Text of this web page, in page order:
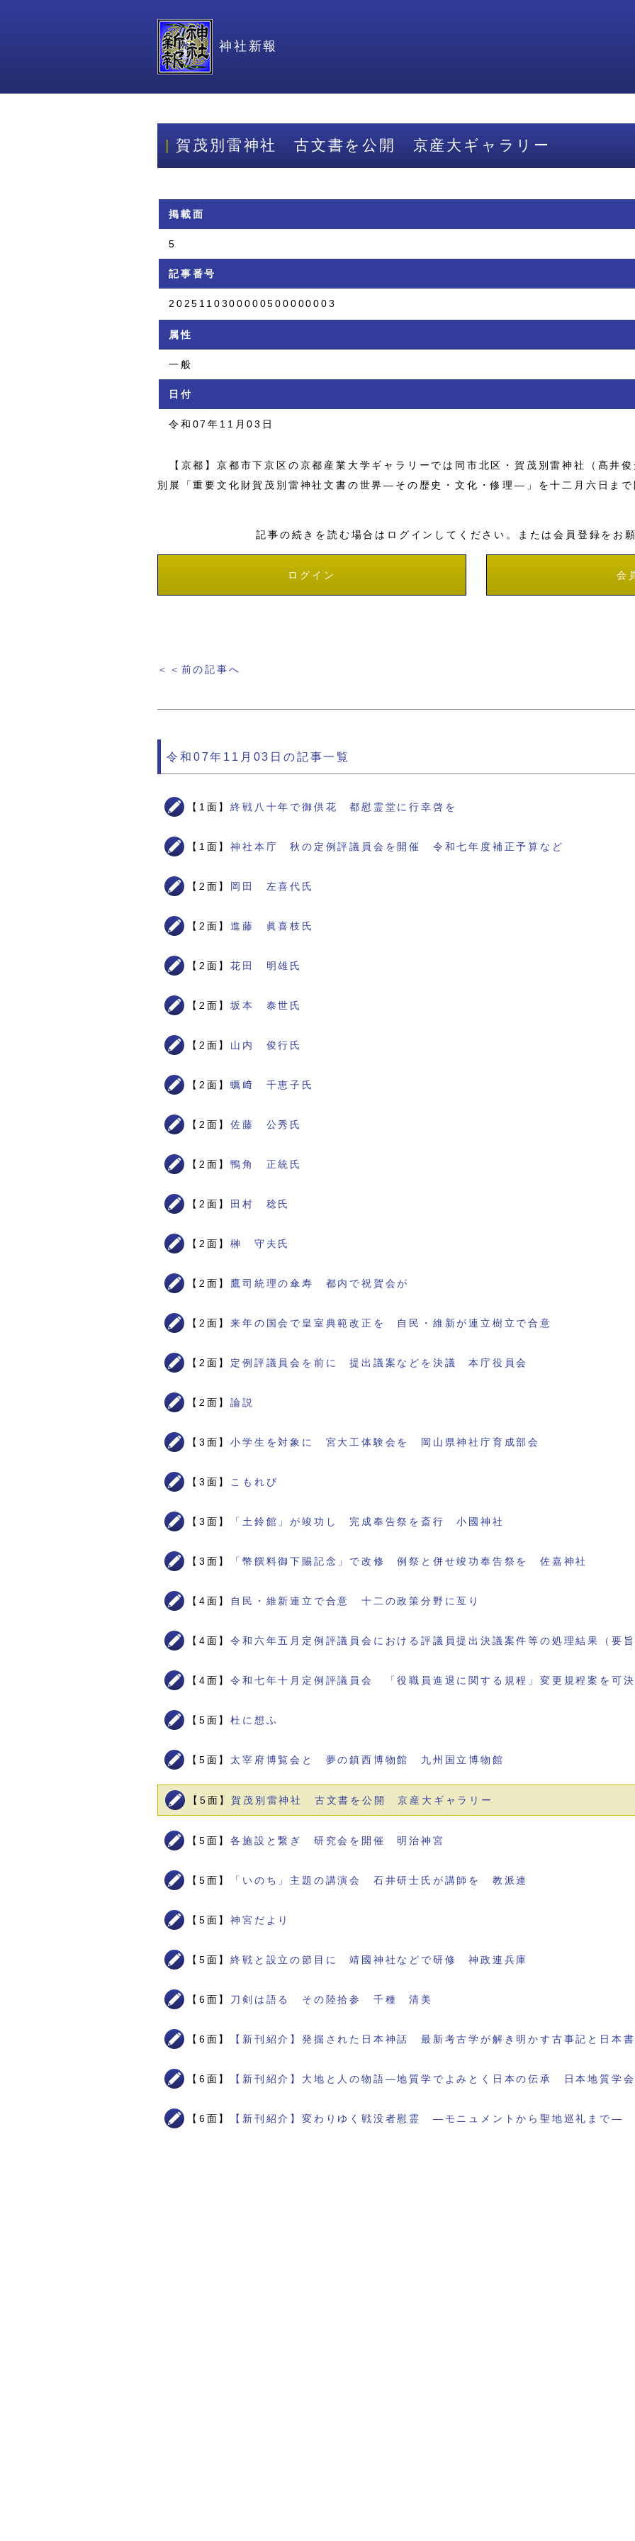
神社新報
賀茂別雷神社 古文書を公開 京産大ギャラリー
掲載面
5
記事番号
2025110300000500000003
属性
一般
日付
令和07年11月03日
【京都】京都市下京区の京都産業大学ギャラリーでは同市北区・賀茂別雷神社（髙井
別展「重要文化財賀茂別雷神社文書の世界―その歴史・文化・修理―」を十二月六日ま
記事の続きを読む場合はログインしてください。または会員登録をお
ログイン 会
＜＜前の記事へ
令和07年11月03日の記事一覧
【1面】終戦八十年で御供花 都慰霊堂に行幸啓を
【1面】神社本庁 秋の定例評議員会を開催 令和七年度補正予算など
【2面】 岡田 左喜代氏
【2面】進藤 眞喜枝氏
【2面】花田 明雄氏
【2面】坂本 泰世氏
【2面】 山内 俊行氏
【2面】蠣﨑 千恵子氏
【2面】佐藤 公秀氏
【2面】鴨角 正統氏
【2面】 田村 稔氏
【2面】榊 守夫氏
【2面】 鷹司統理の傘寿 都内で祝賀会が
【2面】来年の国会で皇室典範改正を 自民・維新が連立樹立で合意
【2面】 定例評議員会を前に 提出議案などを決議 本庁役員会
【2面】論説
【3面】小学生を対象に 宮大工体験会を 岡山県神社庁育成部会
【3面】 こもれび
【3面】 「土鈴館」が竣功し 完成奉告祭を斎行 小國神社
【3面】 「幣饌料御下賜記念」で改修 例祭と併せ竣功奉告祭を 佐嘉神社
【4面】 自民・維新連立で合意 十二の政策分野に亙り
【4面】令和六年五月定例評議員会における評議員提出決議案件等の処理結果（要旨
【4面】令和七年十月定例評議員会 「役職員進退に関する規程」変更規程案を可決
【5面】杜に想ふ
【5面】 太宰府博覧会と 夢の鎮西博物館 九州国立博物館
【5面】賀茂別雷神社 古文書を公開 京産大ギャラリー
【5面】各施設と繋ぎ 研究会を開催 明治神宮
【5面】 「いのち」主題の講演会 石井研士氏が講師を 教派連
【5面】神宮だより
【5面】終戦と設立の節目に 靖國神社などで研修 神政連兵庫
【6面】 刀剣は語る その陸拾参 千種 清美
【6面】 【新刊紹介】発掘された日本神話 最新考古学が解き明かす古事記と日本
【6面】 【新刊紹介】大地と人の物語―地質学でよみとく日本の伝承 日本地質学会
【6面】 【新刊紹介】変わりゆく戦没者慰霊 ―モニュメントから聖地巡礼まで―